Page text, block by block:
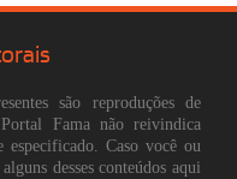
são reproduções de
Fama não reivindica
Caso você ou
desses conteúdos aqui